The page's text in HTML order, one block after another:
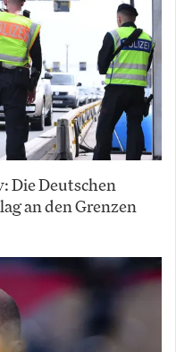
Die Deutschen
an den Grenzen